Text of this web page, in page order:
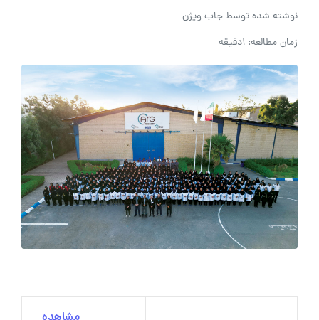
نوشته شده توسطجاب ویژن
زمان مطالعه: 1دقیقه